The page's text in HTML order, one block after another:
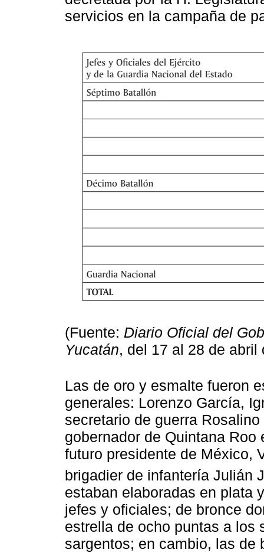
servicios en la campaña de
(Fuente: Diario Oficial del
Yucatán, del 17 al 28 de abril
Las de oro y esmalte fueron
generales: Lorenzo García,
secretario de guerra
gobernador de Quintana
futuro presidente de México,
brigadier de infantería Julián
estaban elaboradas en plata
jefes y oficiales; de bronce
estrella de ocho puntas a los
sargentos; en cambio, las de